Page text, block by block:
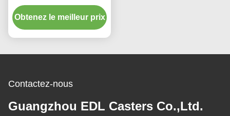
industrielles 130 kg
charge fileté roulement
TPU
Obtenez le meilleur prix
Contactez-nous
Guangzhou EDL Casters Co.,Ltd.